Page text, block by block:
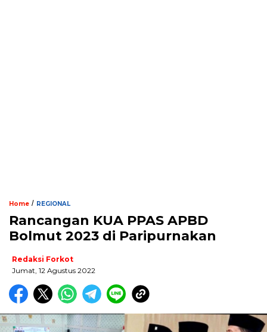
Home / REGIONAL
Rancangan KUA PPAS APBD
Bolmut 2023 di Paripurnakan
Redaksi Forkot
Jumat, 12 Agustus 2022